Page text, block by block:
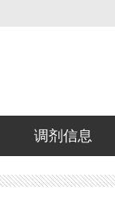
调剂信息